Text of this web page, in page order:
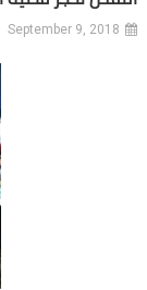
September 9, 2018